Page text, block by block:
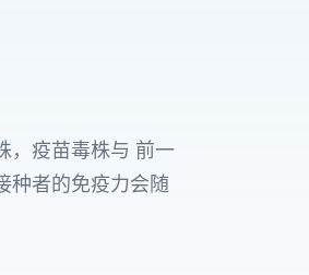
，疫苗毒株与 前一
种者的免疫力会随